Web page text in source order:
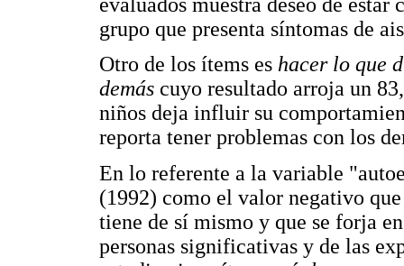
grupo que presenta síntomas de
Otro de los ítems es hacer lo que
demás cuyo resultado arroja un
niños deja influir su
reporta tener problemas con los
En lo referente a la variable
(1992) como el valor negativo
tiene de sí mismo y que se forja
personas significativas y de las